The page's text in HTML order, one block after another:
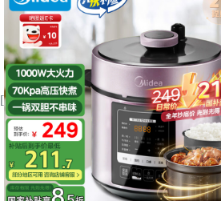
[